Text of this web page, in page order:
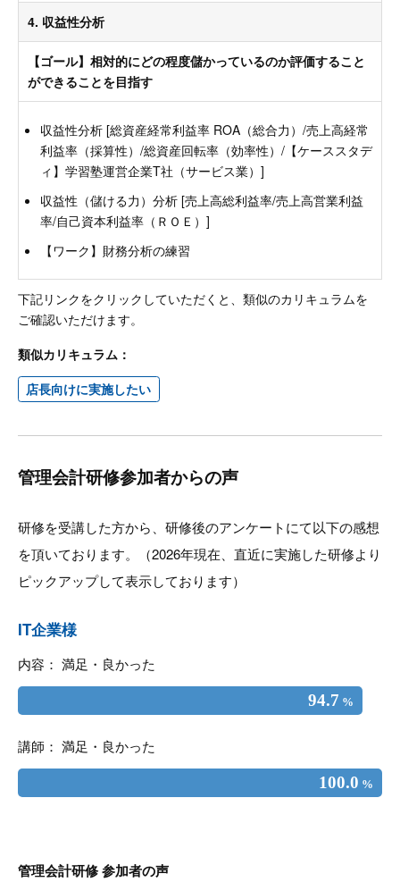
4. 収益性分析
【ゴール】相対的にどの程度儲かっているのか評価すること
ができることを目指す
収益性分析 [総資産経常利益率 ROA（総合力）/売上高経常
利益率（採算性）/総資産回転率（効率性）/【ケーススタデ
ィ】学習塾運営企業T社（サービス業）]
収益性（儲ける力）分析 [売上高総利益率/売上高営業利益
率/自己資本利益率（ＲＯＥ）]
【ワーク】財務分析の練習
下記リンクをクリックしていただくと、類似のカリキュラムを
ご確認いただけます。
類似カリキュラム：
店長向けに実施したい
管理会計研修参加者からの声
研修を受講した方から、研修後のアンケートにて以下の感想
を頂いております。（2026年現在、直近に実施した研修より
ピックアップして表示しております）
IT企業様
内容： 満足・良かった
94.7 %
講師： 満足・良かった
100.0 %
管理会計研修 参加者の声